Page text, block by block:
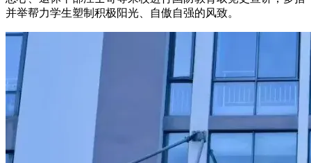
并举帮力学生塑制积极阳光、自傲自强的风致。